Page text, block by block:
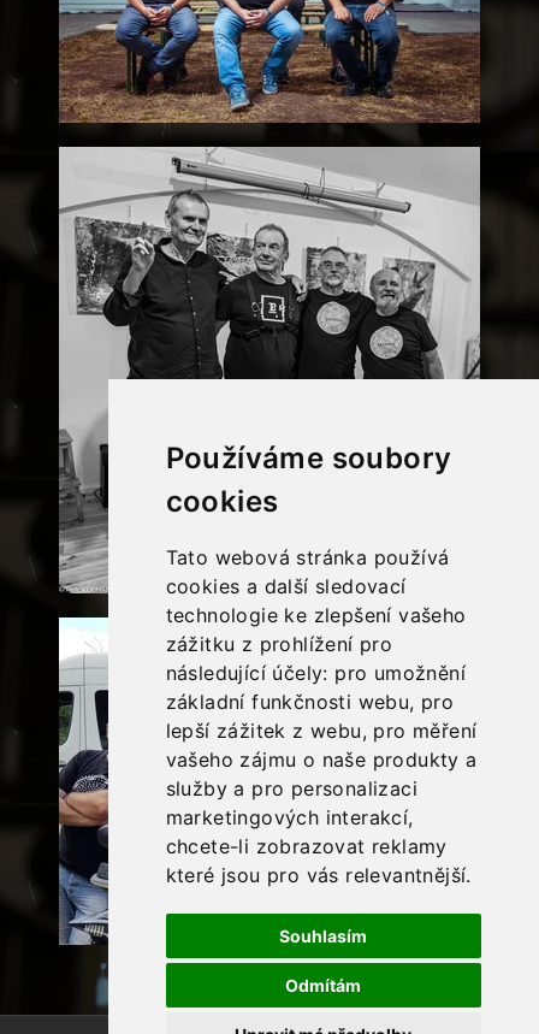
Používáme soubory
cookies
Tato webová stránka používá
cookies a další sledovací
technologie ke zlepšení vašeho
zážitku z prohlížení pro
následující účely: pro umožnění
základní funkčnosti webu, pro
lepší zážitek z webu, pro měření
vašeho zájmu o naše produkty a
služby a pro personalizaci
marketingových interakcí,
chcete-li zobrazovat reklamy
které jsou pro vás relevantnější.
Souhlasím
Odmítám